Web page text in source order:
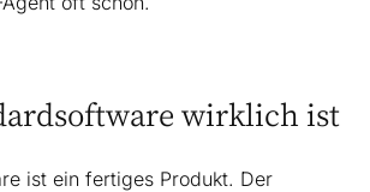
wirklich ist
ist ein fertiges Produkt. Der